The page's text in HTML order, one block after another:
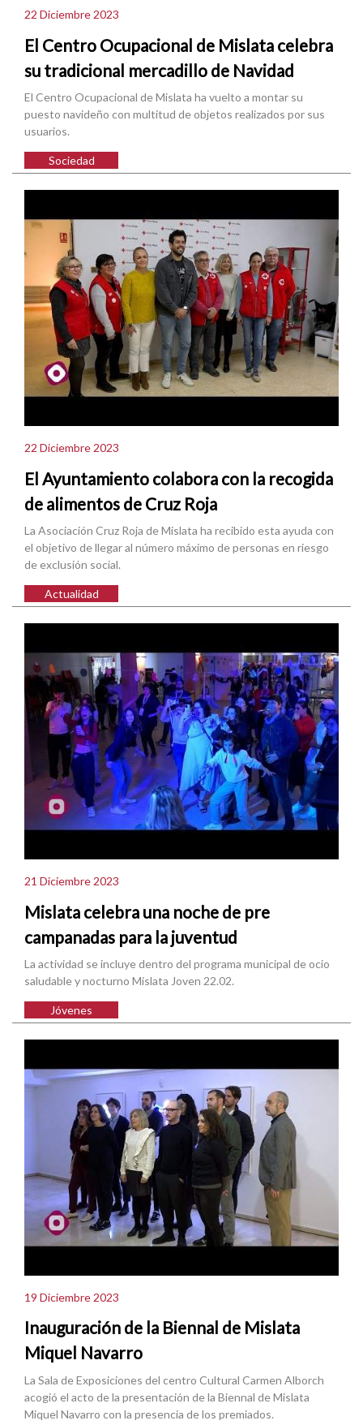
22 Diciembre 2023
El Centro Ocupacional de Mislata celebra
su tradicional mercadillo de Navidad
El Centro Ocupacional de Mislata ha vuelto a montar su
puesto navideño con multitud de objetos realizados por sus
usuarios.
Sociedad
22 Diciembre 2023
El Ayuntamiento colabora con la recogida
de alimentos de Cruz Roja
La Asociación Cruz Roja de Mislata ha recibido esta ayuda con
el objetivo de llegar al número máximo de personas en riesgo
de exclusión social.
Actualidad
21 Diciembre 2023
Mislata celebra una noche de pre
campanadas para la juventud
La actividad se incluye dentro del programa municipal de ocio
saludable y nocturno Mislata Joven 22.02.
Jóvenes
19 Diciembre 2023
Inauguración de la Biennal de Mislata
Miquel Navarro
La Sala de Exposiciones del centro Cultural Carmen Alborch
acogió el acto de la presentación de la Biennal de Mislata
Miquel Navarro con la presencia de los premiados.